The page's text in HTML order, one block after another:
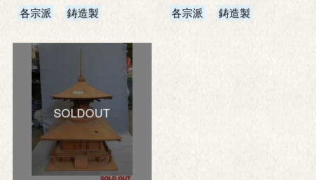
各宗派 鋳造製 各宗派 鋳造製
SOLDOUT